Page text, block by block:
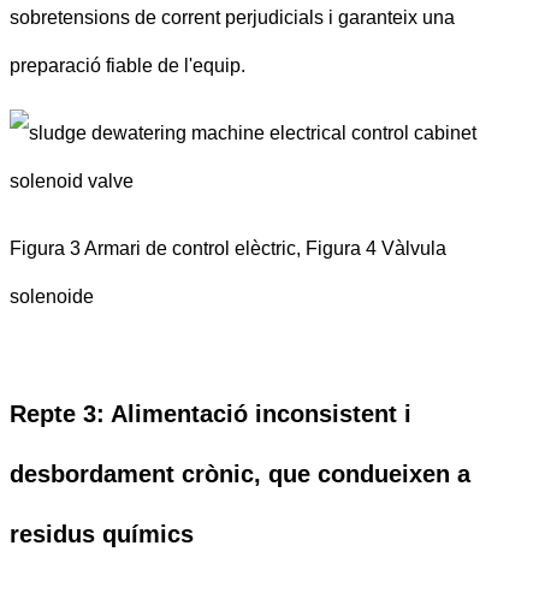
sobretensions de corrent perjudicials i garanteix una
preparació fiable de l'equip.
Figura 3 Armari de control elèctric, Figura 4 Vàlvula
solenoide
Repte 3: Alimentació inconsistent i
desbordament crònic, que condueixen a
residus químics